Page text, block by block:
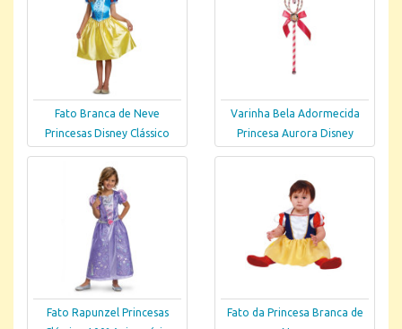
Fato Branca de Neve
Princesas Disney Clássico
Varinha Bela Adormecida
Princesa Aurora Disney
Fato Rapunzel Princesas
Fato da Princesa Branca de